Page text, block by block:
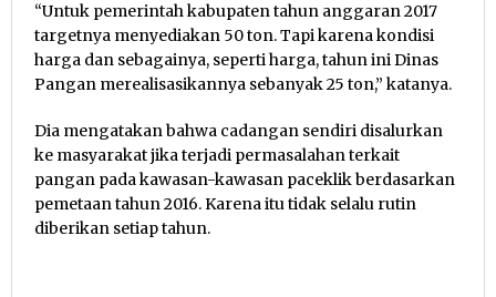
“Untuk pemerintah kabupaten tahun anggaran 2017
targetnya menyediakan 50 ton. Tapi karena kondisi
harga dan sebagainya, seperti harga, tahun ini Dinas
Pangan merealisasikannya sebanyak 25 ton,” katanya.
Dia mengatakan bahwa cadangan sendiri disalurkan
ke masyarakat jika terjadi permasalahan terkait
pangan pada kawasan-kawasan paceklik berdasarkan
pemetaan tahun 2016. Karena itu tidak selalu rutin
diberikan setiap tahun.